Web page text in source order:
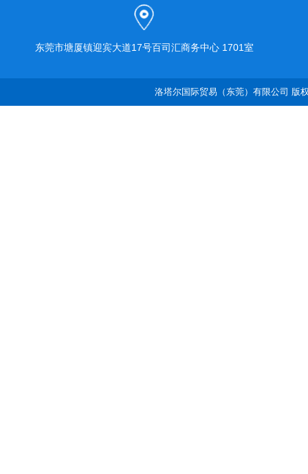
东莞市塘厦镇迎宾大道17号百司汇商务中心 1701室
洛塔尔国际贸易（东莞）有限公司 版